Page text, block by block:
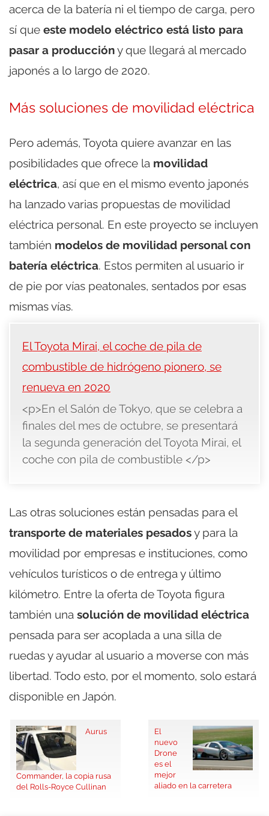
acerca de la batería ni el tiempo de carga, pero
sí que este modelo eléctrico está listo para
pasar a produccióny que llegará al mercado
japonés a lo largo de 2020.
Más soluciones de movilidad eléctrica
Pero además, Toyota quiere avanzar en las
posibilidades que ofrece la movilidad
eléctrica, así que en el mismo evento japonés
ha lanzado varias propuestas de movilidad
eléctrica personal. En este proyecto se incluyen
también modelos de movilidad personal con
batería eléctrica. Estos permiten al usuario ir
de pie por vías peatonales, sentados por esas
mismas vías.
El Toyota Mirai, el coche de pila de
combustible de hidrógeno pionero, se
renueva en 2020
<p>En el Salón de Tokyo, que se celebra a
finales del mes de octubre, se presentará
la segunda generación del Toyota Mirai, el
coche con pila de combustible </p>
Las otras soluciones están pensadas para el
transporte de materiales pesadosy para la
movilidad por empresas e instituciones, como
vehículos turísticos o de entrega y último
kilómetro. Entre la oferta de Toyota figura
también una solución de movilidad eléctrica
pensada para ser acoplada a una silla de
ruedas y ayudar al usuario a moverse con más
libertad. Todo esto, por el momento, solo estará
disponible en Japón.
Aurus
Commander, la copia rusa
del Rolls-Royce Cullinan
El
nuevo
Drone
es el
mejor
aliado en la carretera